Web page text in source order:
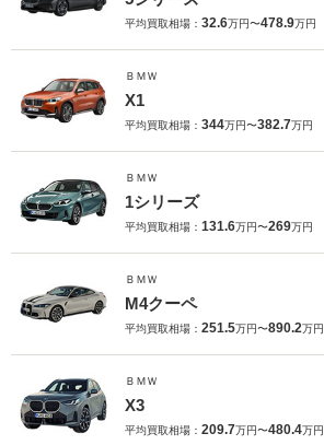
平均買取相場： 32.6万円〜478.9万円
ＢＭＷ
X1
平均買取相場： 344万円〜382.7万円
ＢＭＷ
1シリーズ
平均買取相場： 131.6万円〜269万円
ＢＭＷ
M4クーペ
平均買取相場： 251.5万円〜890.2万円
ＢＭＷ
X3
平均買取相場： 209.7万円〜480.4万円